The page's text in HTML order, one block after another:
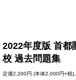
2022年度版 首都
校 過去問題集
定価2,200円 (本体2,000円+税